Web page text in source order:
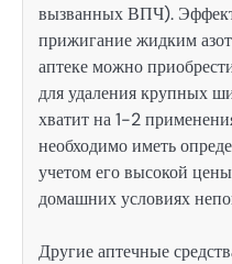
вызванных ВПЧ).
прижигание жидким
аптеке можно
для удаления крупных
хватит на 1-2
необходимо иметь
учетом его высокой
домашних условиях
Другие аптечные